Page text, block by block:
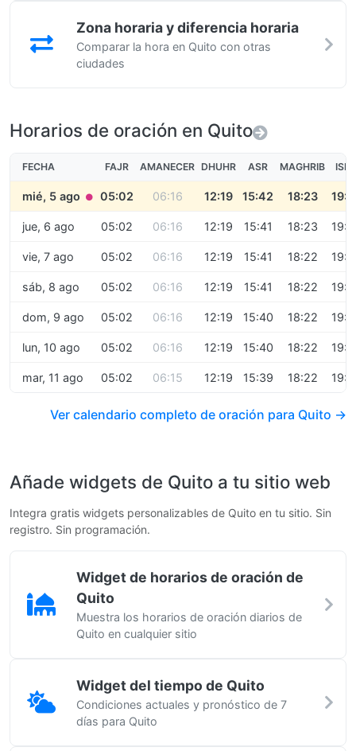
Zona horaria y diferencia horaria
Comparar la hora en Quito con otras
ciudades
Horarios de oración en Quito
FECHA FAJR AMANECER DHUHR ASR MAGHRIB
mié, 5 ago ● 05:02 06:16 12:19 15:42 18:23
jue, 6 ago 05:02 06:16 12:19 15:41 18:23
vie, 7 ago 05:02 06:16 12:19 15:41 18:22
sáb, 8 ago 05:02 06:16 12:19 15:41 18:22
dom, 9 ago 05:02 06:16 12:19 15:40 18:22
lun, 10 ago 05:02 06:16 12:19 15:40 18:22
mar, 11 ago 05:02 06:15 12:19 15:39 18:22
Ver calendario completo de oración para Quito →
Añade widgets de Quito a tu sitio web
Integra gratis widgets personalizables de Quito en tu sitio. Sin
registro. Sin programación.
Widget de horarios de oración de
Quito
Muestra los horarios de oración diarios de
Quito en cualquier sitio
Widget del tiempo de Quito
Condiciones actuales y pronóstico de 7
días para Quito